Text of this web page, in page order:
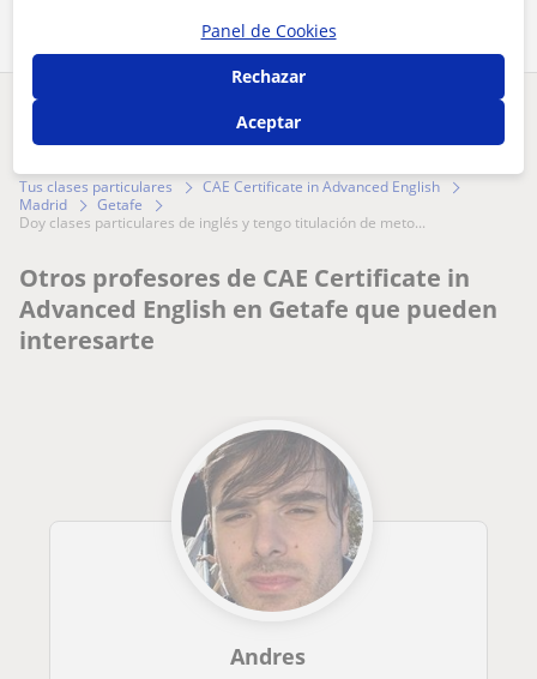
¿Hay algún error en este perfil?
Tus clases particulares
CAE Certificate in Advanced English
Madrid
Getafe
doy clases particulares de inglés y tengo titulación de meto...
Otros profesores de CAE Certificate in
Advanced English en Getafe que pueden
interesarte
Andres
Panel de Cookies
Rechazar
Aceptar